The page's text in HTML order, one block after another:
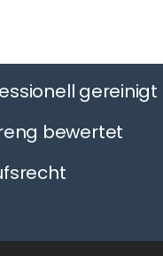
gereinigt
bewertet